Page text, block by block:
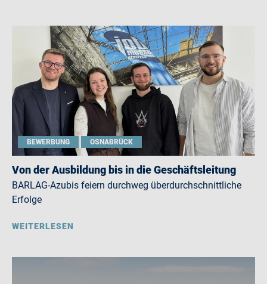
BEWERBUNG OSNABRÜCK
Von der Ausbildung bis in die Geschäftsleitung
BARLAG-Azubis feiern durchweg überdurchschnittliche
Erfolge
WEITERLESEN